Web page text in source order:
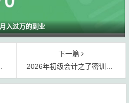
入过万的副业
下一篇
2026年初级会计之了密训营视频精讲班强化班网盘提取码